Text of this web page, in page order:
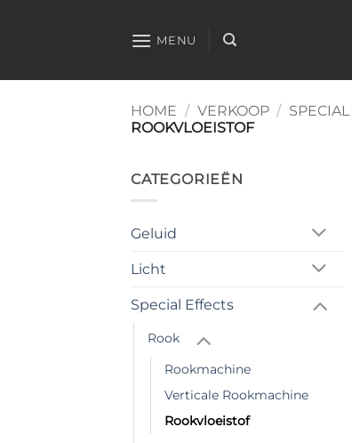
MENU
HOME / VERKOOP /
ROOKVLOEISTOF
CATEGORIEËN
Geluid
Licht
Special Effects
Rook
Rookmachine
Verticale Rookmachine
Rookvloeistof